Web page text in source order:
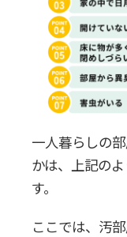
生活リ
る
買い物
一人暮ら
健康面
一人暮らしの
かは、上記の
す。
ここでは、汚